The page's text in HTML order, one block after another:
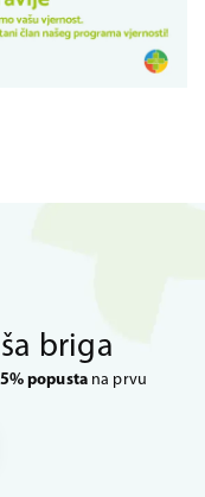
briga
popustana prvu